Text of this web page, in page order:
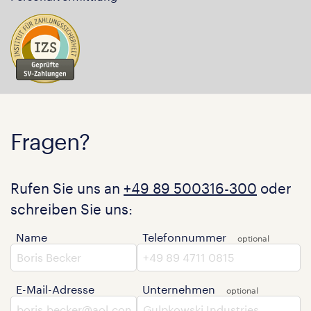
Fragen?
Rufen Sie uns an +49 89 500316-300 oder
schreiben Sie uns:
Name
E-Mail-Adresse
Telefonnummer
Unternehmen